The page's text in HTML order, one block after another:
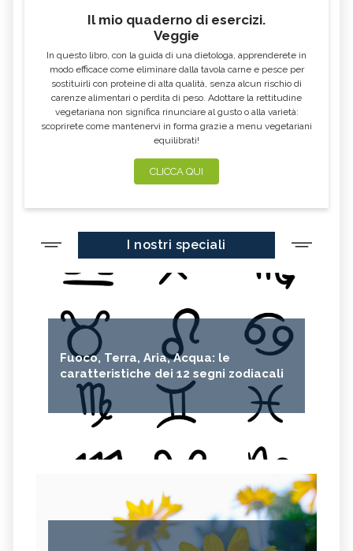
Il mio quaderno di esercizi.
Veggie
In questo libro, con la guida di una dietologa, apprenderete in
modo efficace come eliminare dalla tavola carne e pesce per
sostituirli con proteine di alta qualità, senza alcun rischio di
carenze alimentari o perdita di peso. Adottare la rettitudine
vegetariana non significa rinunciare al gusto o alla varietà:
scoprirete come mantenervi in forma grazie a menu vegetariani
equilibrati!
CLICCA QUI
I nostri speciali
Fuoco, Terra, Aria, Acqua: le
caratteristiche dei 12 segni zodiacali